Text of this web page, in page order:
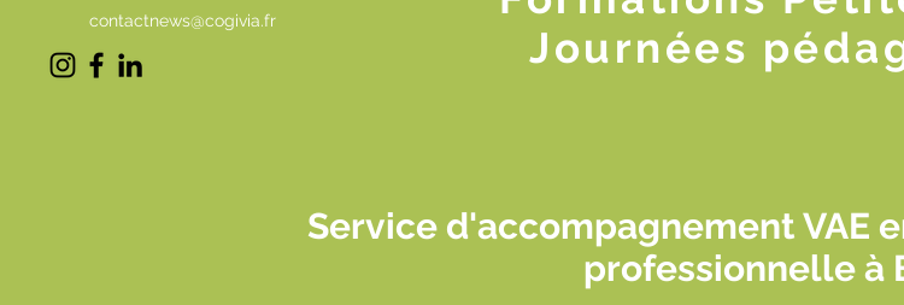
contactnews@cogivia.fr
Journées
Service d'accompagnement VAE
professionnelle à